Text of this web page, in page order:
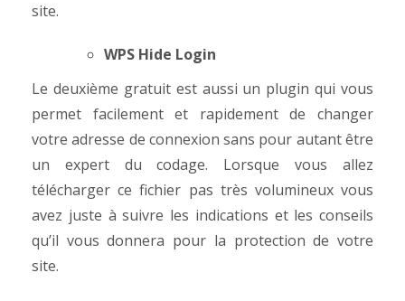
site.
WPS Hide Login
Le deuxième gratuit est aussi un plugin qui vous
permet facilement et rapidement de changer
votre adresse de connexion sans pour autant être
un expert du codage. Lorsque vous allez
télécharger ce fichier pas très volumineux vous
avez juste à suivre les indications et les conseils
qu’il vous donnera pour la protection de votre
site.